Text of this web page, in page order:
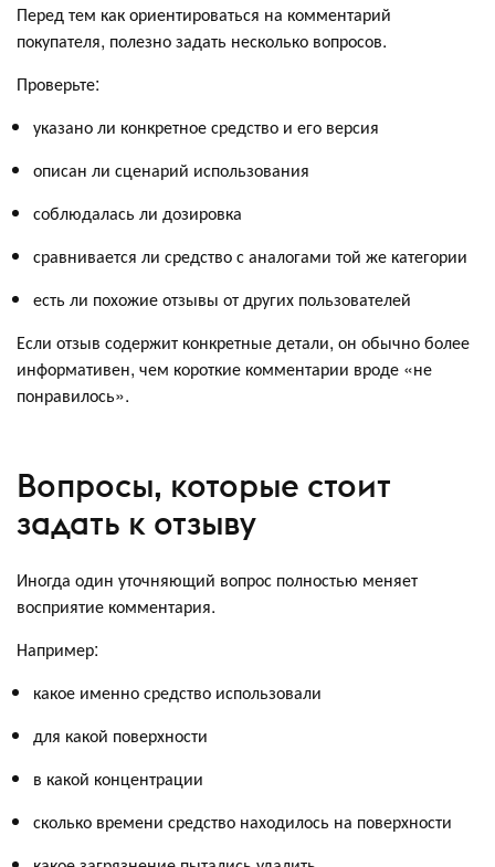
Перед тем как ориентироваться на комментарий
покупателя, полезно задать несколько вопросов.
Проверьте:
указано ли конкретное средство и его версия
описан ли сценарий использования
соблюдалась ли дозировка
сравнивается ли средство с аналогами той же категории
есть ли похожие отзывы от других пользователей
Если отзыв содержит конкретные детали, он обычно более
информативен, чем короткие комментарии вроде «не
понравилось».
Вопросы, которые стоит
задать к отзыву
Иногда один уточняющий вопрос полностью меняет
восприятие комментария.
Например:
какое именно средство использовали
для какой поверхности
в какой концентрации
сколько времени средство находилось на поверхности